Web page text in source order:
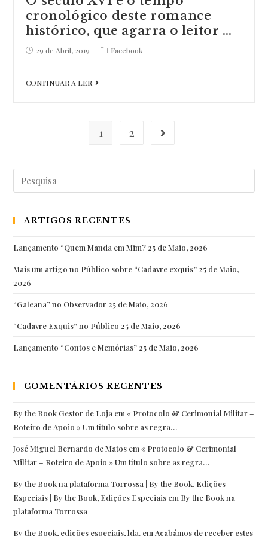
cronológico deste romance
histórico, que agarra o leitor …
Post29 de Abril, 2019
PostFacebook
CONTINUAR A LER
O
é
deste
histórico,
que
o
…
1 2 Go to the next page
Pesquisar
por:
ARTIGOS RECENTES
Lançamento “Quem Manda em Mim? 25 de Maio, 2026
Mais um artigo no Público sobre “Cadavre exquis” 25 de Maio,
2026
“Galeana” no Observador 25 de Maio, 2026
“Cadavre Exquis” no Público 25 de Maio, 2026
Lançamento “Contos e Memórias” 25 de Maio, 2026
COMENTÁRIOS RECENTES
By the Book Gestor de Loja em« Protocolo & Cerimonial Militar –
Roteiro de Apoio » Um título sobre as regra…
José Miguel Bernardo de Matos em« Protocolo & Cerimonial
Militar – Roteiro de Apoio » Um título sobre as regra…
By the Book na plataforma Torrossa | By the Book, Edições
Especiais | By the Book, Edições Especiais em By the Book na
plataforma Torrossa
By the Book, edições especiais, lda. emAcabámos de receber estes